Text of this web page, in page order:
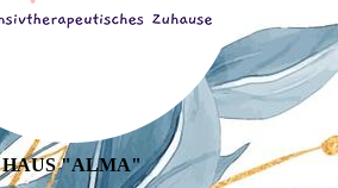
HAUS "ALMA"